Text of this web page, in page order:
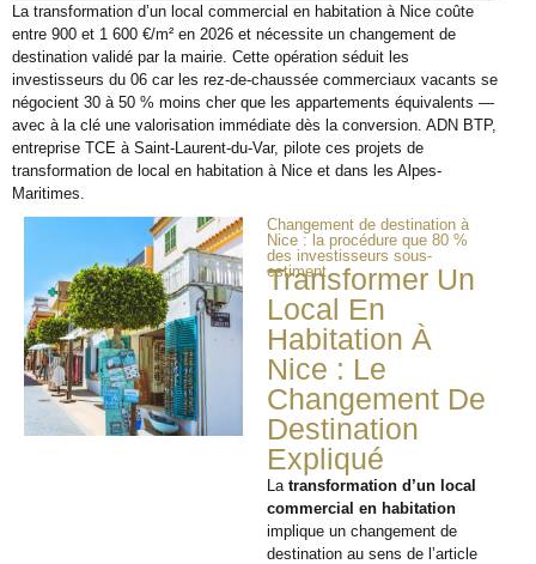
La transformation d’un local commercial en habitation à Nice coûte
entre 900 et 1 600 €/m² en 2026 et nécessite un changement de
destination validé par la mairie. Cette opération séduit les
investisseurs du 06 car les rez-de-chaussée commerciaux vacants se
négocient 30 à 50 % moins cher que les appartements équivalents —
avec à la clé une valorisation immédiate dès la conversion. ADN BTP,
entreprise TCE à Saint-Laurent-du-Var, pilote ces projets de
transformation de local en habitation à Nice et dans les Alpes-
Maritimes.
Changement de destination à
Nice : la procédure que 80 %
des investisseurs sous-
estiment
Transformer Un
Local En
Habitation À
Nice : Le
Changement De
Destination
Expliqué
Latransformation d’un local
commercial en habitation
implique un changement de
destination au sens de l’article